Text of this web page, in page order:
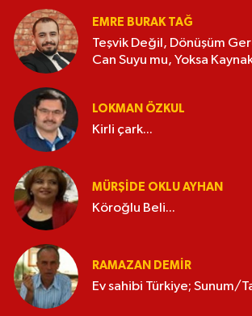
EMRE BURAK TAĞ
Teşvik Değil, Dönüşüm
Can Suyu mu, Yoksa
LOKMAN ÖZKUL
Kirli çark...
MÜRŞIDE OKLU AYHAN
Köroğlu Beli...
RAMAZAN DEMİR
Ev sahibi Türkiye; Sunum/